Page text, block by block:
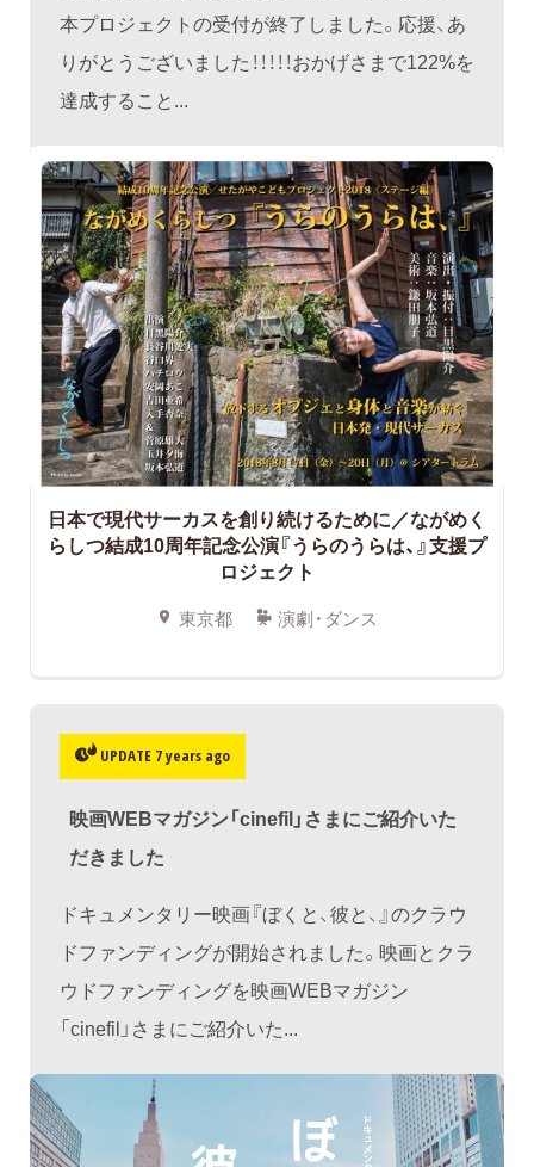
本プロジェクトの受付が終了しました。応援、あ
りがとうございました！！！！！おかげさまで122%を
達成すること...
日本で現代サーカスを創り続けるために／ながめく
らしつ結成10周年記念公演『うらのうらは、』支援プ
ロジェクト
東京都 演劇・ダンス
UPDATE 7 years ago
映画WEBマガジン「cinefil」さまにご紹介いた
だきました
ドキュメンタリー映画『ぼくと、彼と、』のクラウ
ドファンディングが開始されました。映画とクラ
ウドファンディングを映画WEBマガジン
「cinefil」さまにご紹介いた...